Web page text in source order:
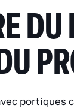
DU
portiques